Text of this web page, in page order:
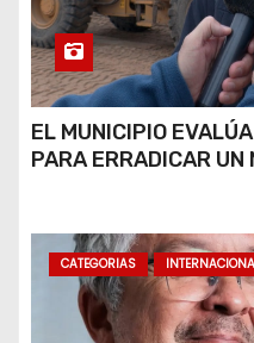
EL MUNICIPIO
PARA ERRADICAR
CATEGORIAS